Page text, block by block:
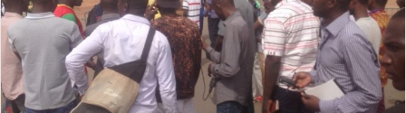
n
c
o
u
r